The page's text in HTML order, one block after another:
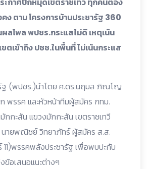
ง ตาม โครงการบ้านประชารัฐ 360
ผลโพล พปชร.กระแสไม่ดี เหตุเน้น
ตเข้าถึง ปชช.ในพื้นที่ ไม่เน้นกระแส
ฐ (พปชร.)นำโดย ศ.ดร.นฤมล ภิณโญ
รรค และหัวหน้าทีมผู้สมัคร กทม.
กะสัน แขวงมักกะสัน เขตราชเทวี
นายพณิชย์ วิทยาภัทร์ ผู้สมัคร ส.ส.
11)พรรคพลังประชารัฐ เพื่อพบปะกับ
ข้อเสนอแนะต่างๆ